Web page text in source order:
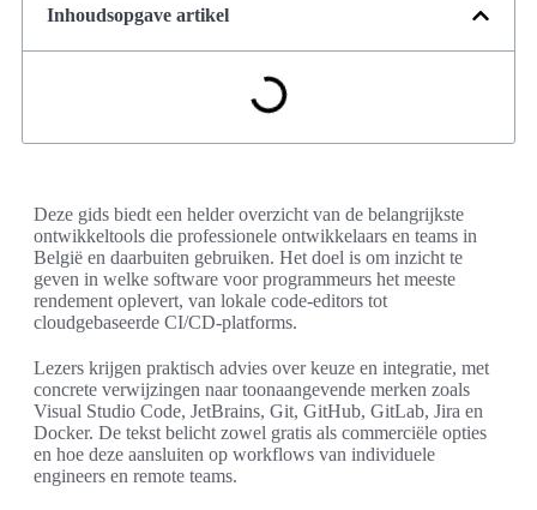
Inhoudsopgave artikel
Deze gids biedt een helder overzicht van de belangrijkste
ontwikkeltools die professionele ontwikkelaars en teams in
België en daarbuiten gebruiken. Het doel is om inzicht te
geven in welke software voor programmeurs het meeste
rendement oplevert, van lokale code-editors tot
cloudgebaseerde CI/CD-platforms.
Lezers krijgen praktisch advies over keuze en integratie, met
concrete verwijzingen naar toonaangevende merken zoals
Visual Studio Code, JetBrains, Git, GitHub, GitLab, Jira en
Docker. De tekst belicht zowel gratis als commerciële opties
en hoe deze aansluiten op workflows van individuele
engineers en remote teams.